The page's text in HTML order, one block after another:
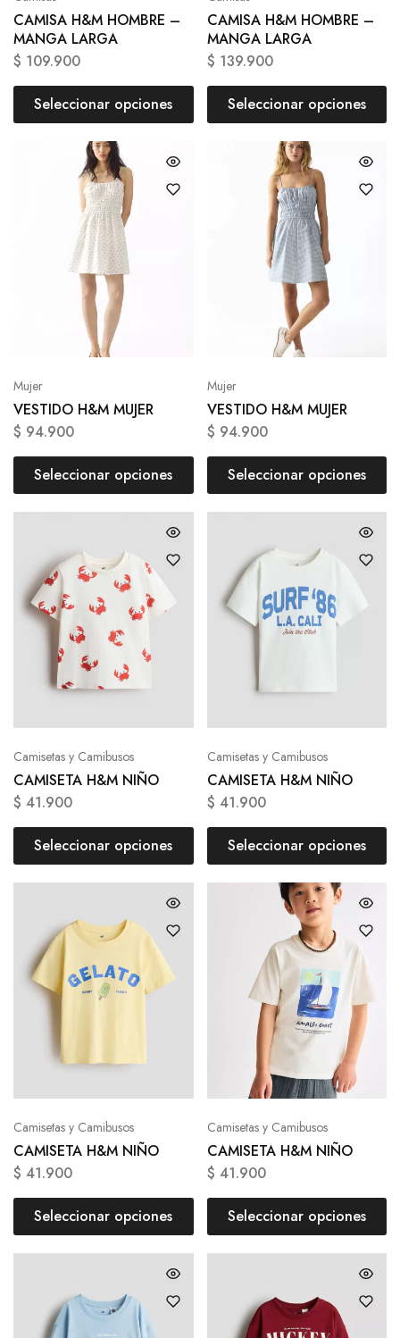
CAMISA H&M HOMBRE –
MANGA LARGA
$ 109.900
Seleccionar opciones
CAMISA H&M HOMBRE –
MANGA LARGA
$ 139.900
Seleccionar opciones
Mujer
VESTIDO H&M MUJER
$ 94.900
Seleccionar opciones
Mujer
VESTIDO H&M MUJER
$ 94.900
Seleccionar opciones
Camisetas y Camibusos
CAMISETA H&M NIÑO
$ 41.900
Seleccionar opciones
Camisetas y Camibusos
CAMISETA H&M NIÑO
$ 41.900
Seleccionar opciones
Camisetas y Camibusos
CAMISETA H&M NIÑO
$ 41.900
Seleccionar opciones
Camisetas y Camibusos
CAMISETA H&M NIÑO
$ 41.900
Seleccionar opciones